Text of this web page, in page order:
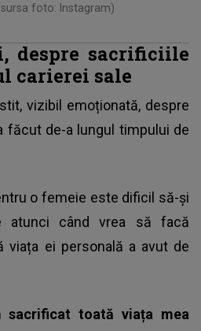
foto: Instagram)
despre sacrificiile
carierei sale
vizibil emoționată, despre
făcut de-a lungul timpului de
o femeie este dificil să-și
atunci când vrea să facă
viața ei personală a avut de
sacrificat toată viața mea